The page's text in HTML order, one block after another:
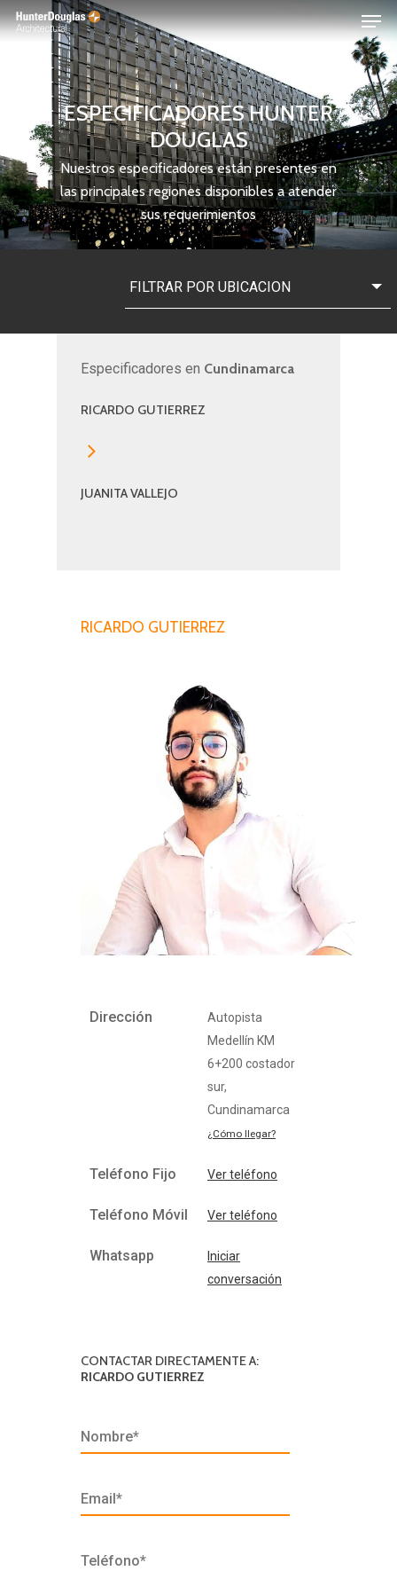
Skip
to
ESPECIFICADORESHUNTER
DOUGLAS
Nuestros especificadores están presentes en
las principales regiones disponibles a atender
sus requerimientos
FILTRAR POR UBICACION
Especificadores en Cundinamarca
RICARDO
RICARDO GUTIERREZ
JUANITA
JUANITA VALLEJO
RICARDO GUTIERREZ
Dirección
Autopista
Medellín KM
6+200 costador
sur,
Cundinamarca
¿Cómo llegar?
Teléfono Fijo Ver teléfono
Teléfono Móvil Ver teléfono
Whatsapp
Iniciar
conversación
CONTACTAR DIRECTAMENTE A:
RICARDO GUTIERREZ
Nombre*
Email*
Teléfono*
Menu